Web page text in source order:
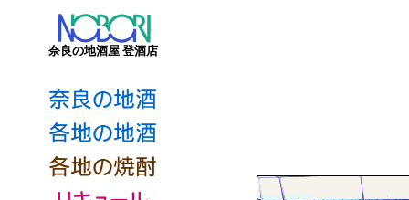
奈良の地酒屋 登酒店